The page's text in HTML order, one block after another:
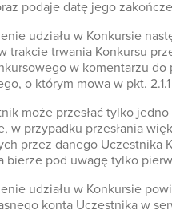
podaje datę jego
udziału w Konkursie
trakcie trwania Konkursu
w komentarzu do
o którym mowa w pkt.
może przesłać tylko
w przypadku przesłania
przez danego Uczestnika
bierze pod uwagę tylko
udziału w Konkursie
konta Uczestnika w